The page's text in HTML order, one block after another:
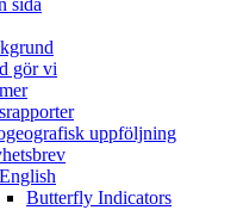
gör vi
uppföljning
Butterfly Indicators